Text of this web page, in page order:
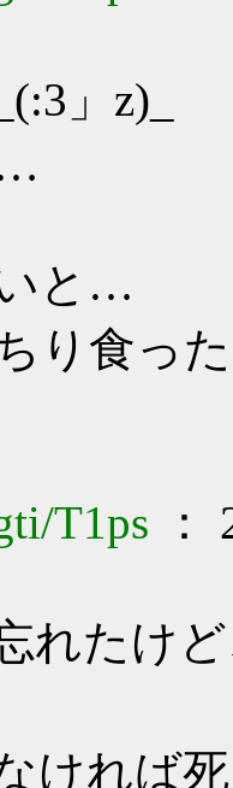
」z)_
と…
り食っ
T1ps ：
れたけ
ければ